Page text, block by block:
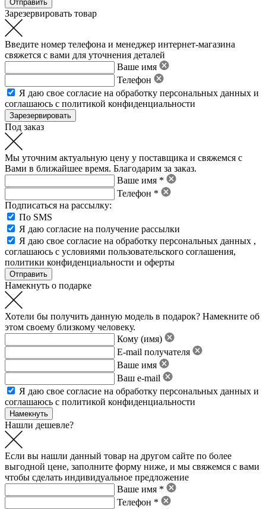
Зарезервировать товар
Введите номер телефона и менеджер интернет-магазина
свяжется с вами для уточнения деталей
Ваше имя
Телефон
Я даю свое согласие на обработку персональных данных и
соглашаюсь с политикой конфиденциальности
Под заказ
Мы уточним актуальную цену у поставщика и свяжемся с
Вами в ближайшее время. Благодарим за заказ.
Ваше имя *
Телефон *
Подписаться на рассылку:
По SMS
Я даю согласие на получение рассылки
Я даю свое согласие на обработку персональных данных ,
соглашаюсь с условиями пользовательского соглашения,
политики конфиденциальности и оферты
Намекнуть о подарке
Хотели бы получить данную модель в подарок? Намекните об
этом своему близкому человеку.
Кому (имя)
E-mail получателя
Ваше имя
Ваш e-mail
Я даю свое согласие на обработку персональных данных и
соглашаюсь с политикой конфиденциальности
Нашли дешевле?
Если вы нашли данный товар на другом сайте по более
выгодной цене, заполните форму ниже, и мы свяжемся с вами
чтобы сделать индивидуальное предложение
Ваше имя *
Телефон *